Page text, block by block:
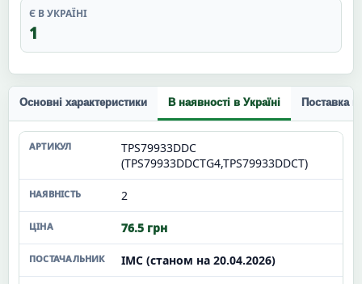
Є В УКРАЇНІ
1
Основні характеристики В наявності в Україні Поставка
TPS79933DDC
(TPS79933DDCTG4,TPS79933DDCT)
2
76.5 грн
ІМС (станом на 20.04.2026)